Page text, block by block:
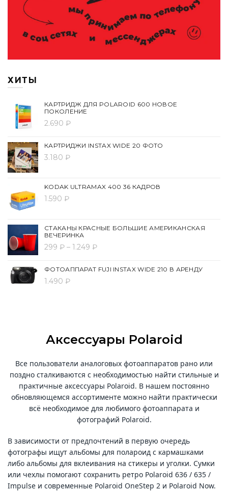
ХИТЫ
КАРТРИДЖ ДЛЯ POLAROID 600 НОВОЕ
ПОКОЛЕНИЕ
2.690 ₽
КАРТРИДЖИ INSTAX WIDE 20 ФОТО
3.180 ₽
KODAK ULTRAMAX 400 36 КАДРОВ
1.590 ₽
СТАКАНЫ КРАСНЫЕ БОЛЬШИЕ АМЕРИКАНСКАЯ
ВЕЧЕРИНКА
299 ₽ – 1.249 ₽
ФОТОАППАРАТ FUJI INSTAX WIDE 210 В АРЕНДУ
1.490 ₽
Аксессуары Polaroid
Все пользователи аналоговых фотоаппаратов рано или
поздно сталкиваются с необходимостью найти стильные и
практичные аксессуары Polaroid. В нашем постоянно
обновляющемся ассортименте можно найти практически
всё необходимое для любимого фотоаппарата и
фотографий Polaroid.
В зависимости от предпочтений в первую очередь
фотографы ищут альбомы для полароид с кармашками
либо альбомы для вклеивания на стикеры и уголки. Сумки
или чехлы помогают сохранить ретро Polaroid 636 / 635 /
Impulse и современные Polaroid OneStep 2 и Polaroid Now.